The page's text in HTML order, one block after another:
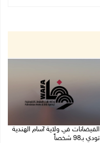
الفيضانات في ولاية آسام الهندية
تودي بـ98 شخصاً